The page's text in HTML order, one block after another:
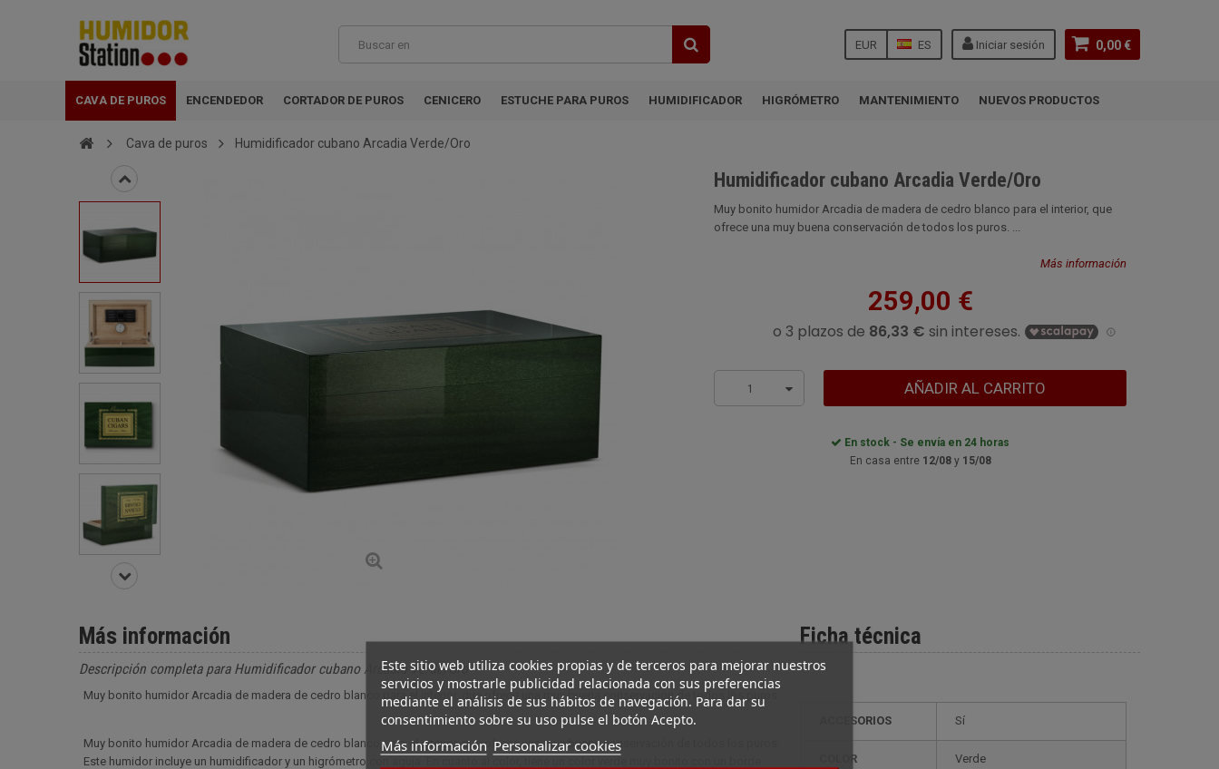
0,00 €
Iniciar sesión
ES
EUR
CAVA DE PUROS ENCENDEDOR CORTADOR DE PUROS CENICERO ESTUCHE PARA PUROS HUMIDIFICADOR HIGRÓMETRO MANTENIMIENTO NUEVOS PRODUCTOS
Este sitio web utiliza cookies propias y de terceros para mejorar nuestros
servicios y mostrarle publicidad relacionada con sus preferencias
mediante el análisis de sus hábitos de navegación. Para dar su
consentimiento sobre su uso pulse el botón Acepto.
Más información Personalizar cookies
Cava de puros Humidificador cubano Arcadia Verde/Oro
Humidificador cubano Arcadia Verde/Oro
Muy bonito humidor Arcadia de madera de cedro blanco para el interior, que
ofrece una muy buena conservación de todos los puros. ...
Más información
259,00 €
1 AÑADIR AL CARRITO
En stock - Se envía en 24 horas
En casa entre 12/08y 15/08
Ficha técnica
ACCESORIOS Sí
COLOR Verde
Más información
Descripción completa para Humidificador cubano Arcadia Verde/Oro
Muy bonito humidor Arcadia de madera de cedro blanco para el interior, que ofrece una muy buena conservación de todos los puros.
Muy bonito humidor Arcadia de madera de cedro blanco para el interior, que ofrece una muy buena conservación de todos los puros.
Este humidor incluye un humidificador y un higrómetro con aguja. En cuanto al color, tiene un color verde muy bonito con un borde